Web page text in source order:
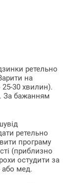
ретельно
на
25-30 хвилин).
За бажанням
ретельно
програму
(приблизно
остудити за
мед.